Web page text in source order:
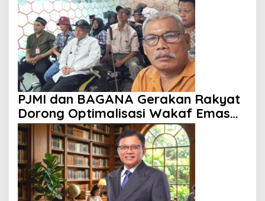
PJMI dan BAGANA Gerakan Rakyat
Dorong Optimalisasi Wakaf Emas
dan Uang untuk Pemberdayaan
Umat